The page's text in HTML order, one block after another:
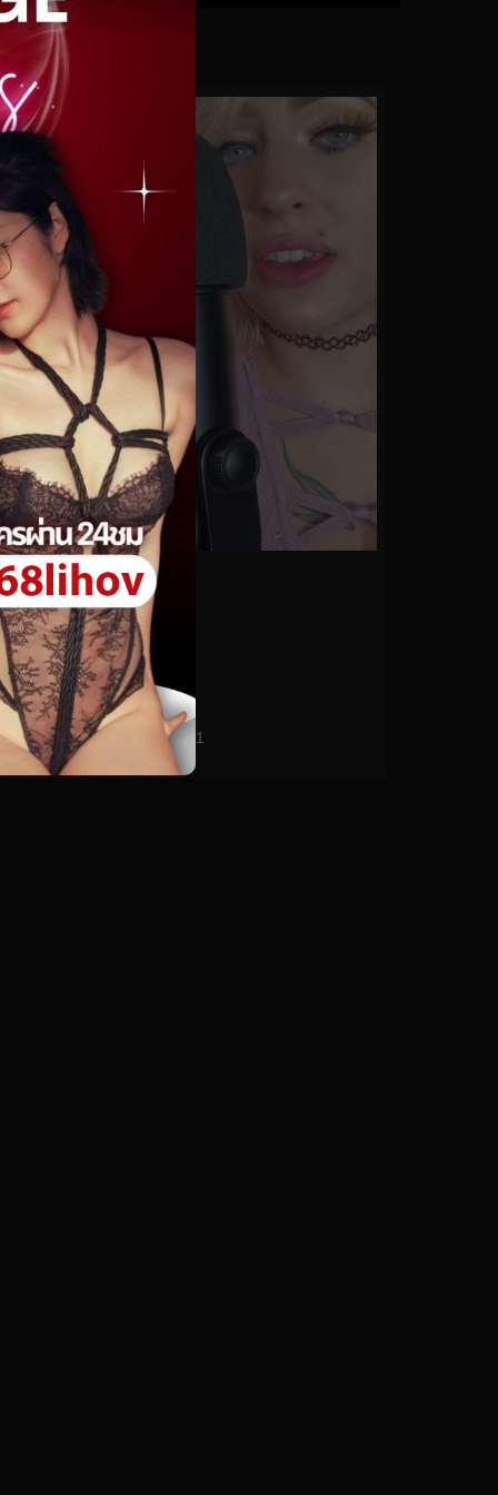
0%
arilove272 No.341
0
watch video